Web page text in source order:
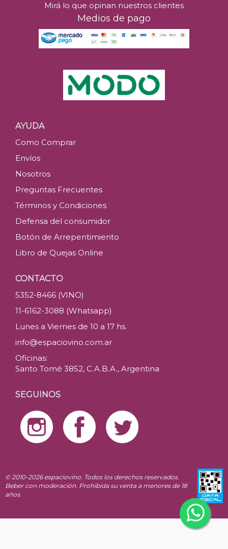
Mirá lo que opinan nuestros clientes
Medios de pago
AYUDA
Como Comprar
Envíos
Nosotros
Preguntas Frecuentes
Términos y Condiciones
Defensa del consumidor
Botón de Arrepentimiento
Libro de Quejas Online
CONTACTO
5352-8466 (VINO)
11-6162-3088 (Whatsapp)
Lunes a Viernes de 10 a 17 hs.
info@espaciovino.com.ar
Oficinas:
Santo Tomé 3852, C.A.B.A., Argentina
SEGUINOS
© 2010-2026 espaciovino. Todos los derechos reservados.
Beber con moderación. Prohibida su venta a menores de 18
años.